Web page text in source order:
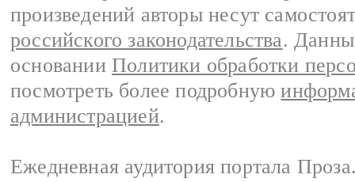
произведений авторы несут
российского законодательства.
основании Политики обработки
посмотреть более подробную
администрацией.
Ежедневная аудитория портала